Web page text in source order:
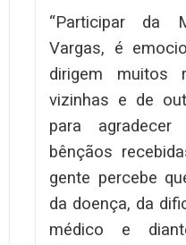
“Participar da
Vargas, é
dirigem muitos
vizinhas e de
para
bênçãos
gente percebe
da doença, da
médico e